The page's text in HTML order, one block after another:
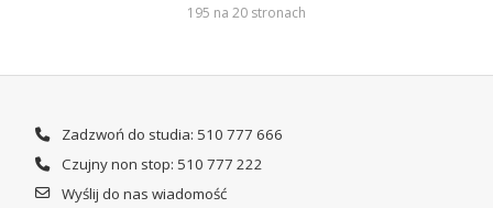
195 na 20 stronach
Zadzwoń do studia: 510 777 666
Czujny non stop: 510 777 222
Wyślij do nas wiadomość